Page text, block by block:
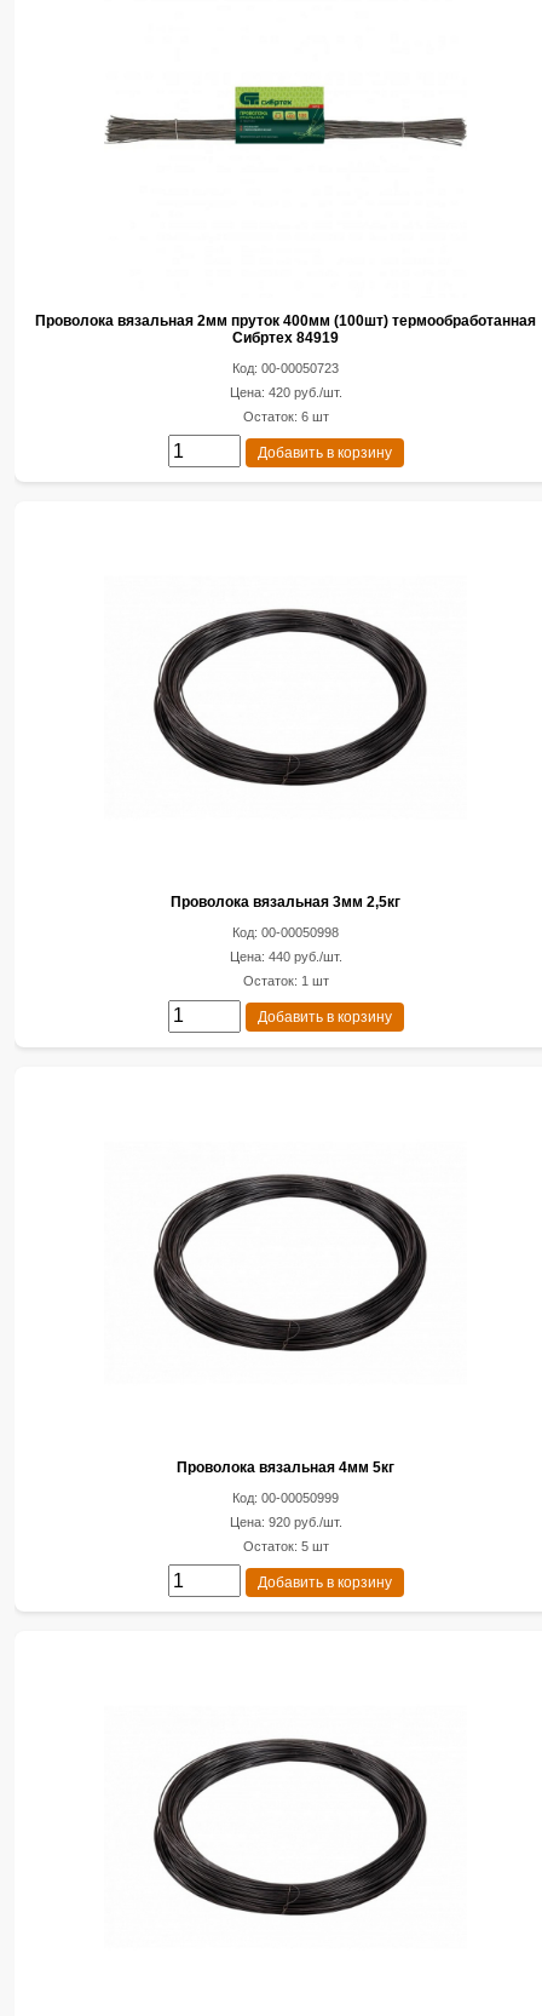
Проволока вязальная 2мм пруток 400мм (100шт) термообработанная
Сибртех 84919
Код: 00-00050723
Цена: 420 руб./шт.
Остаток: 6 шт
Добавить в корзину
Проволока вязальная 3мм 2,5кг
Код: 00-00050998
Цена: 440 руб./шт.
Остаток: 1 шт
Добавить в корзину
Проволока вязальная 4мм 5кг
Код: 00-00050999
Цена: 920 руб./шт.
Остаток: 5 шт
Добавить в корзину